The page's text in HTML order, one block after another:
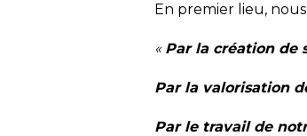
En premier lieu,
« Par la création de
Par la valorisation
Par le travail de